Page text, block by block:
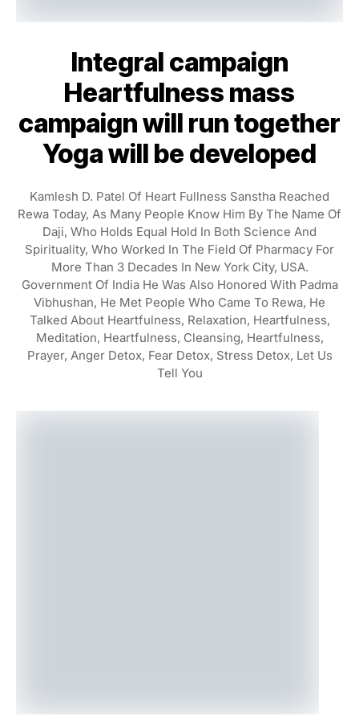
Integral campaign
Heartfulness mass
campaign will run together
Yoga will be developed
Kamlesh D. Patel Of Heart Fullness Sanstha Reached
Rewa Today, As Many People Know Him By The Name Of
Daji, Who Holds Equal Hold In Both Science And
Spirituality, Who Worked In The Field Of Pharmacy For
More Than 3 Decades In New York City, USA.
Government Of India He Was Also Honored With Padma
Vibhushan, He Met People Who Came To Rewa, He
Talked About Heartfulness, Relaxation, Heartfulness,
Meditation, Heartfulness, Cleansing, Heartfulness,
Prayer, Anger Detox, Fear Detox, Stress Detox, Let Us
Tell You